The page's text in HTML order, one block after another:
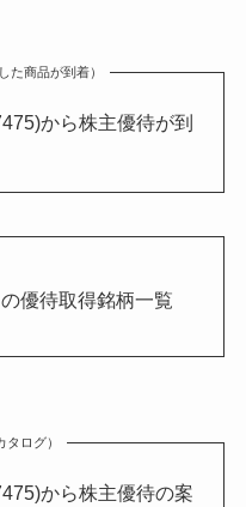
た商品が到着）
から株主優待が到
優待取得銘柄一覧
ログ）
から株主優待の案